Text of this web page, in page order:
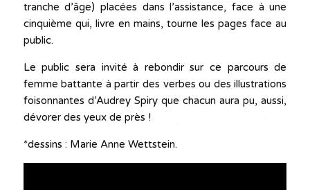
tranche d’âge) placées dans l’assistance, face à une
cinquième qui, livre en mains, tourne les pages face au
public.
Le public sera invité à rebondir sur ce parcours de
femme battante à partir des verbes ou des illustrations
foisonnantes d’Audrey Spiry que chacun aura pu, aussi,
dévorer des yeux de près !
*dessins : Marie Anne Wettstein.